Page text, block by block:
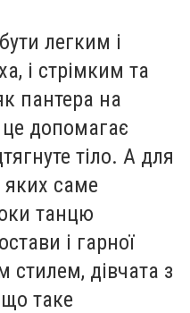
легким і
і стрімким та
пантера на
допомагає
тіло. А для
яких саме
танцю
і гарної
дівчата з
таке